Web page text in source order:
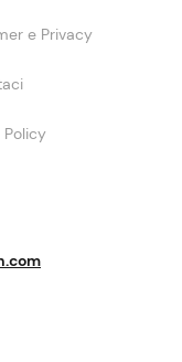
e Privacy
Policy